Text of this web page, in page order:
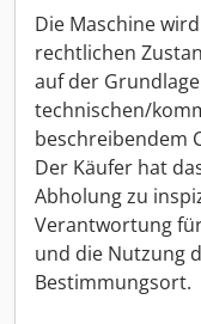
Die Maschine
rechtlichen
auf der
technischen/
beschreibendem
Der Käufer hat
Abholung zu
Verantwortung
und die Nutzung
Bestimmungsort.